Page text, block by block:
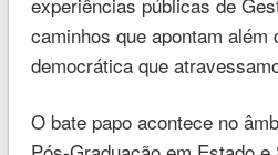
caminhos que apontam além
democrática que
O bate papo acontece no